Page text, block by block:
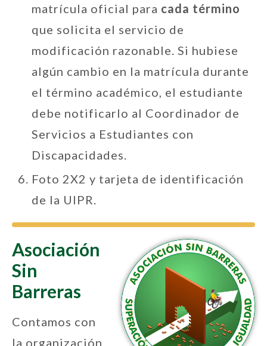
matrícula oficial para cada término
que solicita el servicio de
modificación razonable. Si hubiese
algún cambio en la matrícula durante
el término académico, el estudiante
debe notificarlo al Coordinador de
Servicios a Estudiantes con
Discapacidades.
Foto 2X2 y tarjeta de identificación
de la UIPR.
Asociación
Sin
Barreras
Contamos con
la organización